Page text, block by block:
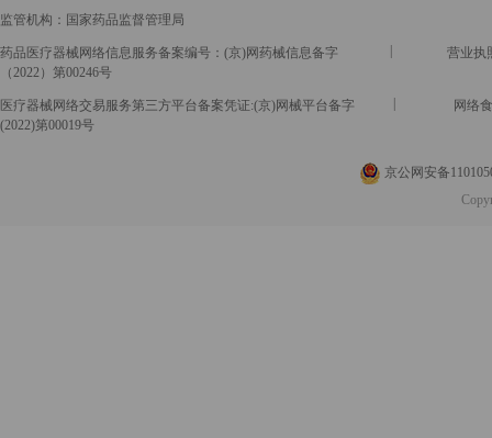
监管机构： 国家药品监督管理局
药品医疗器械网络信息服务备案编号：(京)网药械信息备字
（2022）第00246号
| 营业执
医疗器械网络交易服务第三方平台备案凭证:(京)网械平台备字
(2022)第00019号
| 网络
京公网安备